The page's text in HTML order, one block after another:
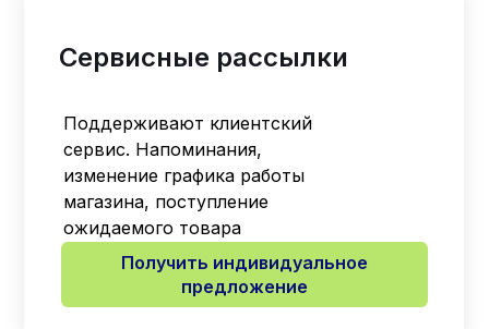
Сервисные рассылки
Поддерживают клиентский
сервис. Напоминания,
изменение графика работы
магазина, поступление
ожидаемого товара
Получить индивидуальное
предложение